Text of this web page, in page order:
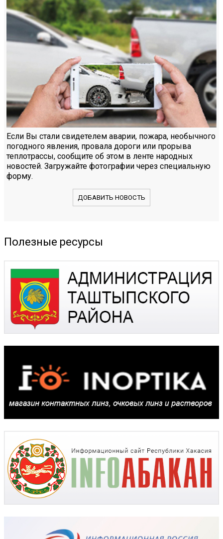
Если Вы стали свидетелем аварии, пожара, необычного
погодного явления, провала дороги или прорыва
теплотрассы, сообщите об этом в ленте народных
новостей. Загружайте фотографии через специальную
форму.
ДОБАВИТЬ НОВОСТЬ
Полезные ресурсы